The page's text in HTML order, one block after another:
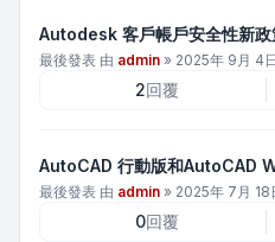
Autodesk 客戶帳戶安全性新政
最後發表 由 admin » 2025年 9月 4
2回覆
AutoCAD 行動版和AutoCAD
最後發表 由 admin » 2025年 7月 18
0回覆